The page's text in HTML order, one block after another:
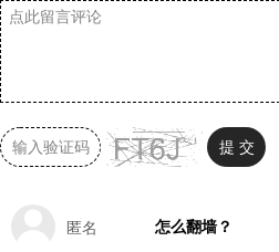
提 交
匿名 怎么翻墙？